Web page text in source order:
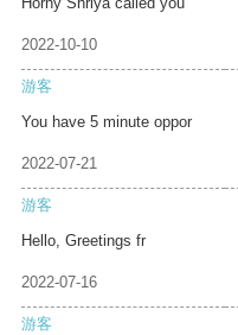
2022-10-10
游客
You have 5 minute oppor
2022-07-21
游客
Hello, Greetings fr
2022-07-16
游客